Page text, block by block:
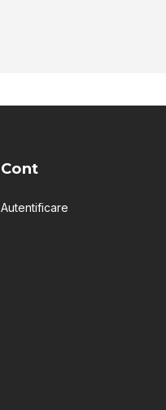
Cont
Autentificare